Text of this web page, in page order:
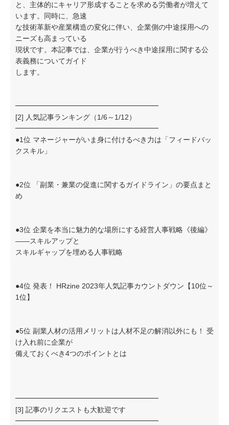
と、主体的にキャリア形成することを求める労働者が増えて
います。同時に、急速
な技術革新や産業構造の変化に伴い、企業側の中途採用への
ニーズも高まっている
現状です。本記事では、企業が行うべき中途採用に関する公
表義務についてガイド
します。
━━━━━━━━━━━━━━━━━━━━
[2] 人気記事ランキング（1/6～1/12）
━━━━━━━━━━━━━━━━━━━━
●1位 マネージャーがいま身に付けるべき力は「フィードバッ
クスキル」
●2位 「副業・兼業の促進に関するガイドライン」の要点まと
め
●3位 企業を本当に魅力的な場所にする経営人事戦略《後編》
——スキルアップと
スキルギャップを埋める人事戦略
●4位 発表！ HRzine 2023年人気記事カウントダウン【10位～
1位】
●5位 副業人材の活用メリットは人材不足の解消以外にも！ 受
け入れ前に企業が
備えておくべき4つのポイントとは
━━━━━━━━━━━━━━━━━━━━
[3] 記事のリクエストも大歓迎です
━━━━━━━━━━━━━━━━━━━━